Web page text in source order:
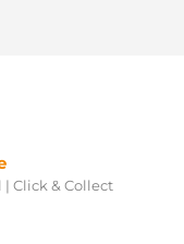
Click & Collect